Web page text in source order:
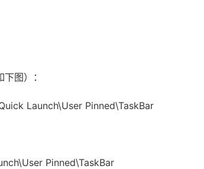
图）：
Launch\User Pinned\TaskBar
Pinned\TaskBar